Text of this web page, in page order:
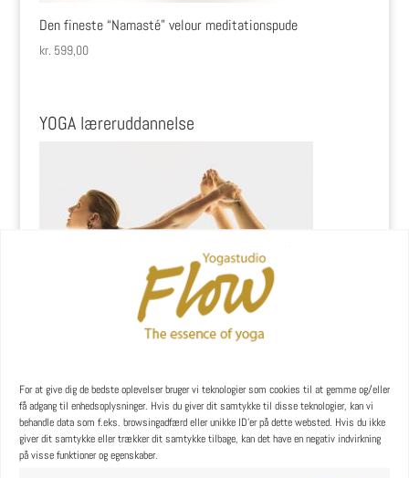
For at give dig de bedste oplevelser bruger vi teknologier som cookies til at gemme og/eller
få adgang til enhedsoplysninger. Hvis du giver dit samtykke til disse teknologier, kan vi
behandle data som f.eks. browsingadfærd eller unikke ID'er på dette websted. Hvis du ikke
giver dit samtykke eller trækker dit samtykke tilbage, kan det have en negativ indvirkning
på visse funktioner og egenskaber.
Den fineste “Namasté” velour meditationspude
kr. 599,00
YOGA læreruddannelse
YOGA uddannelse - læs mere
YOGA Retreats